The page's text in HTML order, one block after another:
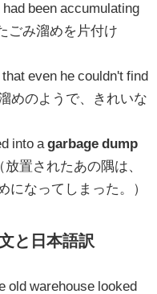
had been accumulating
ごみ溜めを片付け
that even he couldn't find
めのようで、きれいな
into a garbage dump
置されたあの隅は、
になってしまった。）
と日本語訳
old warehouse looked